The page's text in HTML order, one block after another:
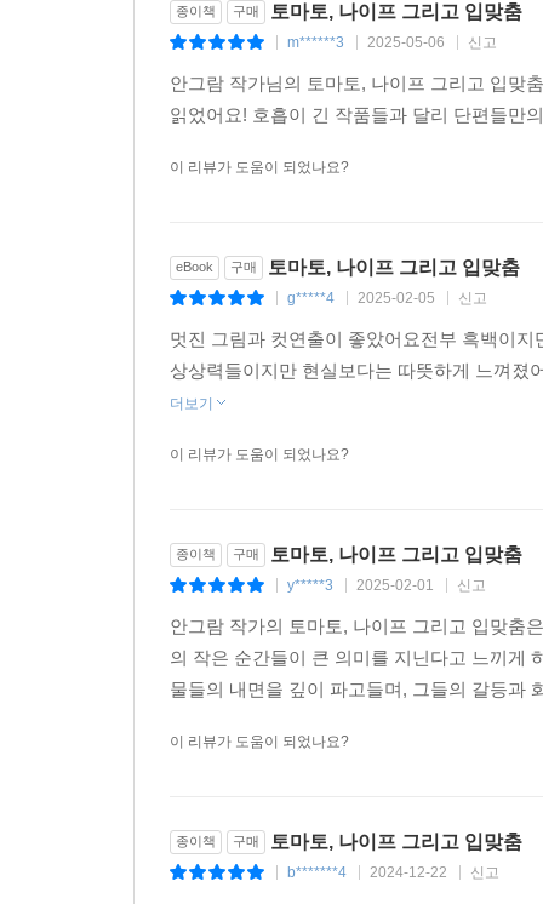
종이책 구매 토마토, 나이프 그리고 입맞춤
m******3 2025-05-06 신고
안그람 작가님의 토마토, 나이프 그리고 입맞
읽었어요! 호흡이 긴 작품들과 달리 단편들만
이 리뷰가 도움이 되었나요?
eBook 구매 토마토, 나이프 그리고 입맞춤
g*****4 2025-02-05 신고
멋진 그림과 컷연출이 좋았어요전부 흑백이
상상력들이지만 현실보다는 따뜻하게 느껴졌
더보기
이 리뷰가 도움이 되었나요?
종이책 구매 토마토, 나이프 그리고 입맞춤
y*****3 2025-02-01 신고
안그람 작가의 토마토, 나이프 그리고 입맞춤
의 작은 순간들이 큰 의미를 지닌다고 느끼게
물들의 내면을 깊이 파고들며, 그들의 갈등과
이 리뷰가 도움이 되었나요?
종이책 구매 토마토, 나이프 그리고 입맞춤
b*******4 2024-12-22 신고